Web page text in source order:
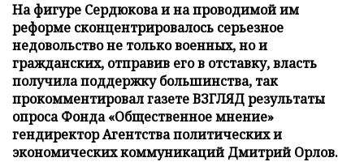
На фигуре Сердюкова и на проводимой им
реформе сконцентрировалось серьезное
недовольство не только военных, но и
гражданских, отправив его в отставку, власть
получила поддержку большинства, так
прокомментировал газете ВЗГЛЯД результаты
опроса Фонда «Общественное мнение»
гендиректор Агентства политических и
экономических коммуникаций Дмитрий Орлов.